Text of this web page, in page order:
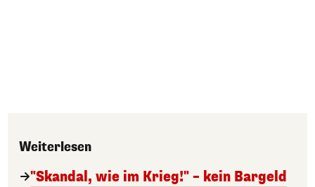
Weiterlesen
"Skandal, wie im Krieg!" – kein Bargeld